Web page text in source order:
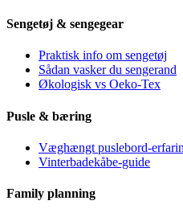
Sengetøj & sengegear
Praktisk info om sengetøj
Sådan vasker du sengerand
Økologisk vs Oeko-Tex
Pusle & bæring
Væghængt puslebord-
Vinterbadekåbe-guide
Family planning